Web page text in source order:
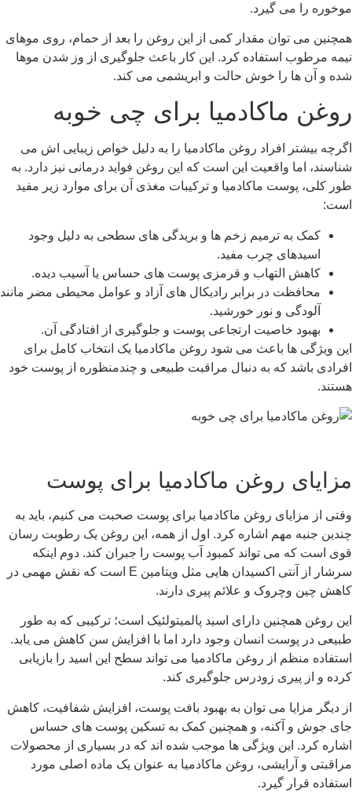
گیرد.
مقدار کمی از این روغن را بعد از حمام، روی موهای
استفاده کرد. این کار باعث جلوگیری از وز شدن موها
را خوش حالت و ابریشمی می کند.
برای چی خوبه
افراد روغن ماکادمیا را به دلیل خواص زیبایی اش می
واقعیت این است که این روغن فواید درمانی نیز دارد. به
ماکادمیا و ترکیبات مغذی آن برای موارد زیر مفید
ترمیم زخم ها و بریدگی های سطحی به دلیل وجود
چرب مفید.
التهاب و قرمزی پوست های حساس یا آسیب دیده.
در برابر رادیکال های آزاد و عوامل محیطی مضر مانند
و نور خورشید.
خاصیت ارتجاعی پوست و جلوگیری از افتادگی آن.
باعث می شود روغن ماکادمیا یک انتخاب کامل برای
که به دنبال مراقبت طبیعی و چندمنظوره از پوست خود
روغن ماکادمیا برای پوست
روغن ماکادمیا برای پوست صحبت می کنیم، باید به
مهم اشاره کرد. اول از همه، این روغن یک رطوبت رسان
می تواند کمبود آب پوست را جبران کند. دوم اینکه
سرشار از آنتی اکسیدان هایی مثل ویتامین E است که نقش مهمی در
و علائم پیری دارند.
دارای اسید پالمیتولئیک است؛ ترکیبی که به طور
انسان وجود دارد اما با افزایش سن کاهش می یابد.
از روغن ماکادمیا می تواند سطح این اسید را بازیابی
زودرس جلوگیری کند.
می توان به بهبود بافت پوست، افزایش شفافیت، کاهش
آکنه، و همچنین کمک به تسکین پوست های حساس
این ویژگی ها موجب شده اند که در بسیاری از محصولات
روغن ماکادمیا به عنوان یک ماده اصلی مورد
گیرد.